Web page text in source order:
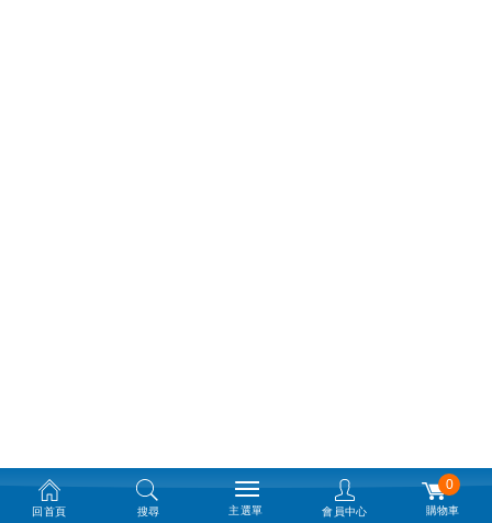
回首頁 搜尋 主選單 會員中心
0
購物車